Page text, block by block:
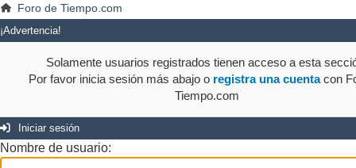
Foro de Tiempo.com
¡Advertencia!
Solamente usuarios registrados tienen acceso a esta
Por favor inicia sesión más abajo o registra una cuentacon
Tiempo.com
Iniciar sesión
Nombre de usuario: